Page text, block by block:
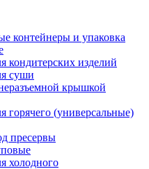
контейнеры и упаковка
кондитерских изделий
суши
крышкой
горячего (универсальные)
пресервы
холодного